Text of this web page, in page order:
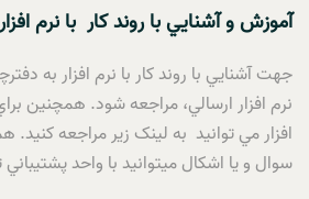
آموزش و آشنايي با روند کار با نرم
جهت آشنايي با روند کار با نرم افزار به
نرم افزار ارسالي، مراجعه شود. همچنين
افزار مي توانيد به لينک زير مراجعه
سوال و يا اشکال ميتوانيد با واحد